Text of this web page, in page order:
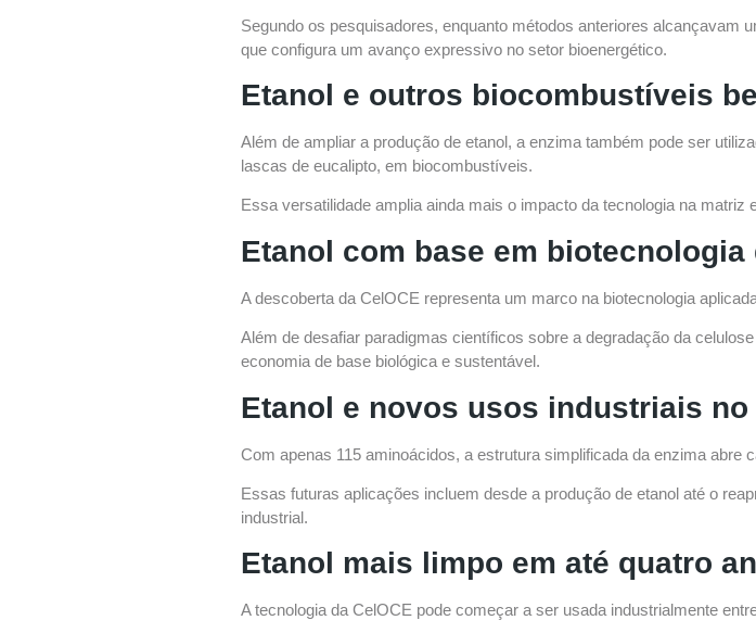
Segundo os pesquisadores, enquanto métodos anteriores alcançavam
que configura um avanço expressivo no setor bioenergético.
Etanol e outros biocombustíveis
Além de ampliar a produção de etanol, a enzima também pode ser
lascas de eucalipto, em biocombustíveis.
Essa versatilidade amplia ainda mais o impacto da tecnologia na matriz
Etanol com base em biotecnologia
A descoberta da CelOCE representa um marco na biotecnologia
Além de desafiar paradigmas científicos sobre a degradação da
economia de base biológica e sustentável.
Etanol e novos usos industriais
Com apenas 115 aminoácidos, a estrutura simplificada da enzima abre
Essas futuras aplicações incluem desde a produção de etanol até o
industrial.
Etanol mais limpo em até quatro
A tecnologia da CelOCE pode começar a ser usada industrialmente